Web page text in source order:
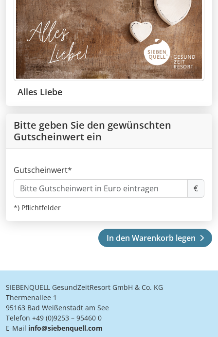
Alles Liebe
Bitte geben Sie den gewünschten
Gutscheinwert ein
Gutscheinwert
€
*) Pflichtfelder
In den Warenkorb legen
SIEBENQUELL GesundZeitResort GmbH & Co. KG
Thermenallee 1
95163 Bad Weißenstadt am See
Telefon +49 (0)9253 – 95460 0
E-Mail info@siebenquell.com